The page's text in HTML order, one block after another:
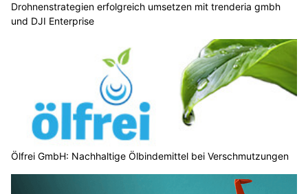
Drohnenstrategien erfolgreich umsetzen mit trenderia gmbh
und DJI Enterprise
Ölfrei GmbH: Nachhaltige Ölbindemittel bei Verschmutzungen